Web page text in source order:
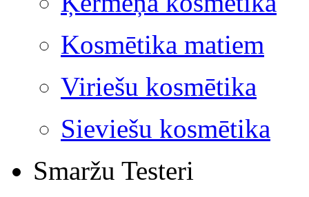
Kosmētika matiem
Viriešu kosmētika
Sieviešu kosmētika
Smaržu Testeri